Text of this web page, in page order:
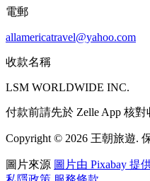
電郵
allamericatravel@yahoo.com
收款名稱
LSM WORLDWIDE INC.
付款前請先於 Zelle App 核對
Copyright © 2026 王朝旅遊.
圖片來源 圖片由 Pixabay 提